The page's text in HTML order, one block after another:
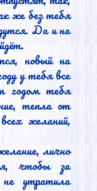
же без тебя
Да и на
новый на
у тебя все
годом тебя
тепла от
желаний,
лично
чтобы за
утратила